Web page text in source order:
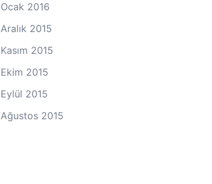
Ocak 2016
Aralık 2015
Kasım 2015
Ekim 2015
Eylül 2015
Ağustos 2015